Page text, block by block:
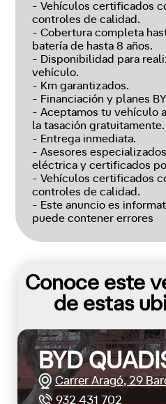
- Vehículos certificados
controles de calidad.
- Cobertura completa
batería de hasta 8 años.
- Disponibilidad para
vehículo.
- Km garantizados.
- Financiación y planes
- Aceptamos tu vehículo
la tasación gratuitamente.
- Entrega inmediata.
- Asesores
eléctrica y certificados
- Vehículos certificados
controles de calidad.
- Este anuncio es
puede contener errores
Conoce este
de estas
BYD
Carrer Aragó, 29
932 431 702